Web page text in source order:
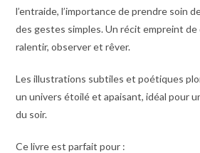
l’entraide, l’importance de prendre soin
des gestes simples. Un récit empreint
ralentir, observer et rêver.
Les illustrations subtiles et poétiques
un univers étoilé et apaisant, idéal pour
du soir.
Ce livre est parfait pour :